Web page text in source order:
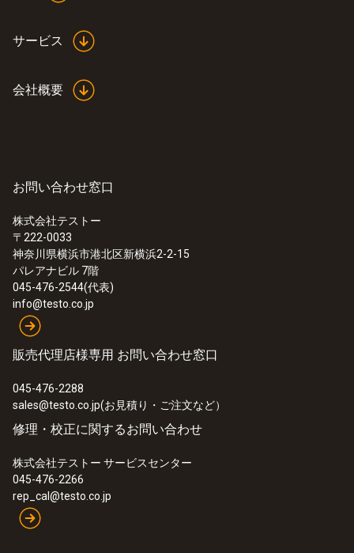
し、消費量とリーク・モニタリングと流量管
理を行うことができます。シス テムに合った
るために、testo 6444 はピークロードの分析
とで、不必要な経費を払わなくてすみます。
testo 6444 導入によるテクニカルメリット
testo 6444 は変換器でもあり、気体流量や積
算流量を標準的なアナログ電気信号に変換し
出力します。したがって、プラントのエアシ
ステム（例えば圧縮空気システム）に組み込
み、気体流量の測定・制御機器として配置す
す。
エア消費量測定、エアリーク・モニタリング
や積算流量計測などのさまざまな用途に対応
できるよう、アナログ出力、パルス出力、オ
ン・オフ切換出力などの信号出力方式を選択
でき
サービス
会社概要
お問い合わせ窓口
株式会社テストー
〒222-0033
神奈川県横浜市港北区新横浜2-2-15
パレアナビル 7階
045-476-2544(代表)
info@testo.co.jp
販売代理店様専用 お問い合わせ窓口
045-476-2288
sales@testo.co.jp(お見積り・ご注文など）
修理・校正に関するお問い合わせ
株式会社テストー サービスセンター
045-476-2266
rep_cal@testo.co.jp